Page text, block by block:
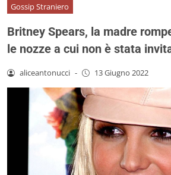
Gossip Straniero
Britney Spears, la madre
le nozze a cui non è stata
aliceantonucci - 13 Giugno 2022